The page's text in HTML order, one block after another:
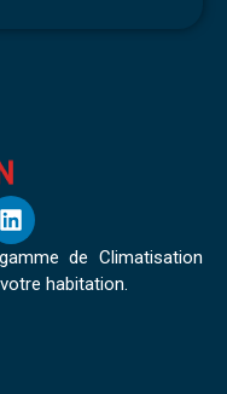
de Climatisation
habitation.